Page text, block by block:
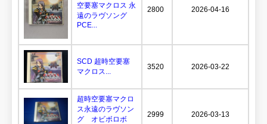
空要塞マクロス 永
遠のラヴソング
PCE...
2800 2026-04-16
SCD 超時空要塞
マクロス...
3520 2026-03-22
超時空要塞マクロ
ス永遠のラヴソン
グ オビボロボ
2999 2026-03-13